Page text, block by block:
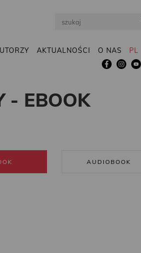
Search
AKTUALNOŚCI O NAS PL
- EBOOK
AUDIOBOOK